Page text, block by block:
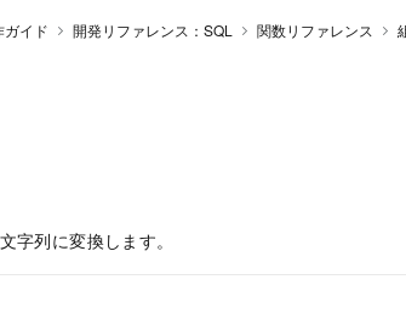
ガイド 開発リファレンス：SQL 関数リファレンス
字列に変換します。